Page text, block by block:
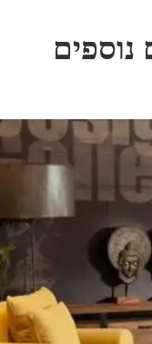
נוספים